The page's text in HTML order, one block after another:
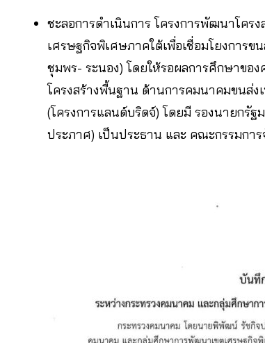
ชะลอการดำเนินการ โครงการพัฒนาโคร
เศรษฐกิจพิเศษภาคใต้เพื่อเชื่อมโยงการ
ชุมพร- ระนอง) โดยให้รอผลการศึกษาขอ
โครงสร้างพื้นฐาน ด้านการคมนาคมขนส่ง
(โครงการแลนด์บริดจ์) โดยมี รองนายกรั
ประภาศ) เป็นประธาน และ คณะกรรมก